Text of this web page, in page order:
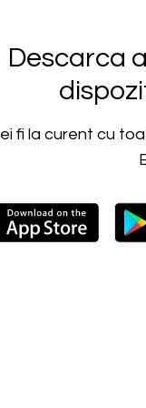
Descarca
fi la curent cu